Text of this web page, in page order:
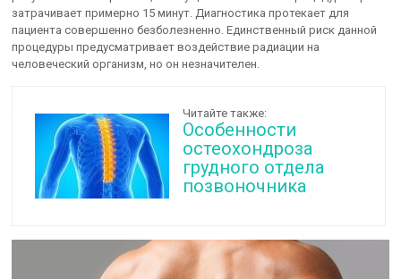
затрачивает примерно 15 минут. Диагностика протекает для
пациента совершенно безболезненно. Единственный риск данной
процедуры предусматривает воздействие радиации на
человеческий организм, но он незначителен.
Читайте также:
Особенности
остеохондроза
грудного отдела
позвоночника